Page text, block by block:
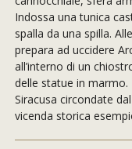
Indossa una tunica
spalla da una spilla.
prepara ad uccidere
all’interno di un
delle statue in
Siracusa circondate
vicenda storica